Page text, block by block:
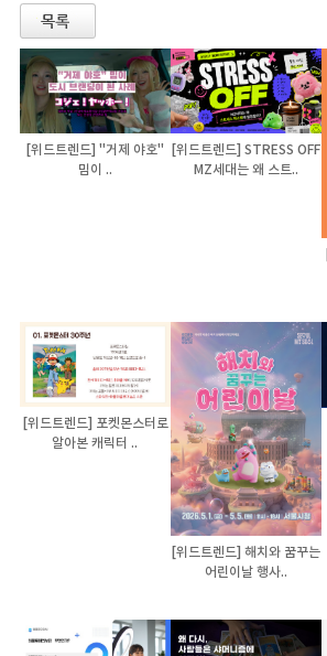
[위드트렌드] "거제 야호"
밈이 ..
[위드트렌드] STRESS OFF
MZ세대는 왜 스트..
[위드트렌드] 포켓몬스터로
알아본 캐릭터 ..
[위드트렌드] 해치와 꿈꾸는
어린이날 행사..